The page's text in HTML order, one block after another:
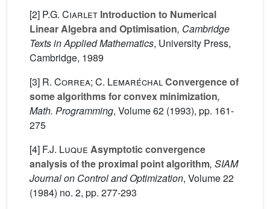
[2] P.G. Ciarlet Introduction to Numerical
Linear Algebra and Optimisation, Cambridge
Texts in Applied Mathematics, University Press,
Cambridge, 1989
[3] R. Correa; C. LemaréchalConvergence of
some algorithms for convex minimization,
Math. Programming, Volume 62 (1993), pp. 161-
275
[4] F.J. Luque Asymptotic convergence
analysis of the proximal point algorithm, SIAM
Journal on Control and Optimization, Volume 22
(1984) no. 2, pp. 277-293